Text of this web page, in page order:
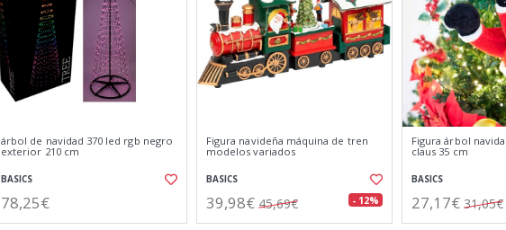
árbol de navidad 370 led rgb negro
exterior 210 cm
BASICS
78,25€
Figura navideña máquina de tren
modelos variados
BASICS
39,98€ 45,69€ - 12%
Figura árbol
claus 35 cm
BASICS
27,17€ 31,05€